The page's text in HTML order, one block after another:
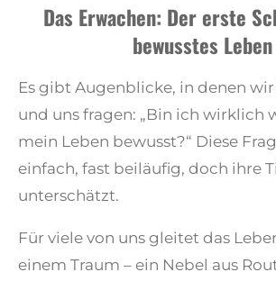
Das Erwachen: Der erste
bewusstes Leben
Es gibt Augenblicke, in denen
und uns fragen: „Bin ich wirklich
mein Leben bewusst?“ Diese
einfach, fast beiläufig, doch ihre
unterschätzt.
Für viele von uns gleitet das
einem Traum – ein Nebel aus